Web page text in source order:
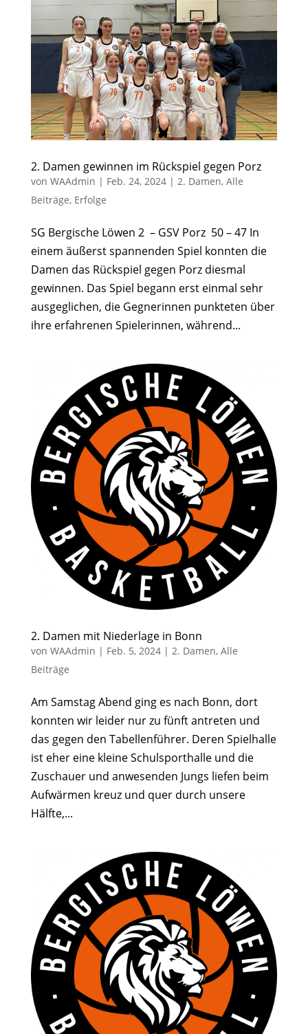
2. Damen gewinnen im Rückspiel gegen Porz
von WAAdmin | Feb. 24, 2024| 2. Damen, Alle
Beiträge, Erfolge
SG Bergische Löwen 2 – GSV Porz 50 – 47 In
einem äußerst spannenden Spiel konnten die
Damen das Rückspiel gegen Porz diesmal
gewinnen. Das Spiel begann erst einmal sehr
ausgeglichen, die Gegnerinnen punkteten über
ihre erfahrenen Spielerinnen, während...
2. Damen mit Niederlage in Bonn
von WAAdmin | Feb. 5, 2024| 2. Damen, Alle
Beiträge
Am Samstag Abend ging es nach Bonn, dort
konnten wir leider nur zu fünft antreten und
das gegen den Tabellenführer. Deren Spielhalle
ist eher eine kleine Schulsporthalle und die
Zuschauer und anwesenden Jungs liefen beim
Aufwärmen kreuz und quer durch unsere
Hälfte,...